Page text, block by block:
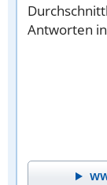
Antworten